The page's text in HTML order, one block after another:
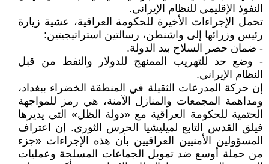
النفوذ الإقليمي للنظام الإيراني.
تحمل الإجراءات الأخيرة للحكومة العراقية، عشية زيارة
رئيس وزرائها إلى واشنطن، رسالتين استراتيجيتين:
- ضمان حصر السلاح بيد الدولة.
- وضع حد للتهريب الممنهج للدولار والنفط من قبل
النظام الإيراني.
إن حركة المدرعات الثقيلة في المنطقة الخضراء ببغداد،
ومداهمة المجمعات والمنازل الآمنة، هي رمز للمواجهة
الحتمية للحكومة العراقية مع «دولة الظل» التي يديرها
فيلق القدس التابع لميليشيا الحرس الثوري. إن اعتراف
المسؤولين الأمنيين العراقيين بأن هذه الإجراءات «جزء
من حملة أوسع ضد تمويل الجماعات المسلحة وعمليات